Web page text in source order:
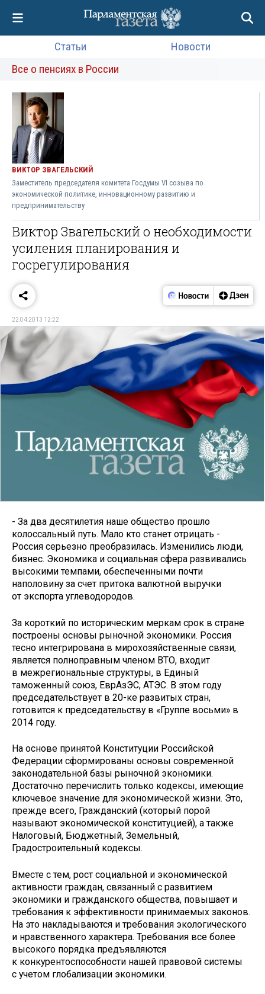
Статьи
Новости
Все о пенсиях в России
ВИКТОР ЗВАГЕЛЬСКИЙ
Заместитель председателя комитета Госдумы VI созыва по
экономической политике, инновационному развитию и
предпринимательству
Виктор Звагельский о необходимости
усиления планирования и
госрегулирования
22.04.2013 12:22
- За два десятилетия наше общество прошло
колоссальный путь. Мало кто станет отрицать -
Россия серьезно преобразилась. Изменились люди,
бизнес. Экономика и социальная сфера развивались
высокими темпами, обеспеченными почти
наполовину за счет притока валютной выручки
от экспорта углеводородов.
За короткий по историческим меркам срок в стране
построены основы рыночной экономики. Россия
тесно интегрирована в мирохозяйственные связи,
является полноправным членом ВТО, входит
в межрегиональные структуры, в Единый
таможенный союз, ЕврАзЭС, АТЭС. В этом году
председательствует в 20-ке развитых стран,
готовится к председательству в «Группе восьми» в
2014 году.
На основе принятой Конституции Российской
Федерации сформированы основы современной
законодательной базы рыночной экономики.
Достаточно перечислить только кодексы, имеющие
ключевое значение для экономической жизни. Это,
прежде всего, Гражданский (который порой
называют экономической конституцией), а также
Налоговый, Бюджетный, Земельный,
Градостроительный кодексы.
Вместе с тем, рост социальной и экономической
активности граждан, связанный с развитием
экономики и гражданского общества, повышает и
требования к эффективности принимаемых законов.
На это накладываются и требования экологического
и нравственного характера. Требования все более
высокого порядка предъявляются
к конкурентоспособности нашей правовой системы
с учетом глобализации экономики.